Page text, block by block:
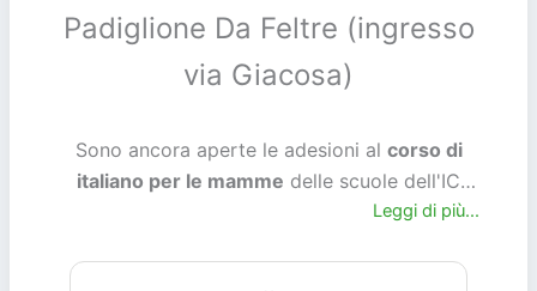
Padiglione Da Feltre (ingresso
via Giacosa)
Sono ancora aperte le adesioni al corso di
italiano per le mamme delle scuole dell'IC
Cappelli e della Scuola Materna Comunale di
numero di telefono per avere informazioni.
Leggi di più...